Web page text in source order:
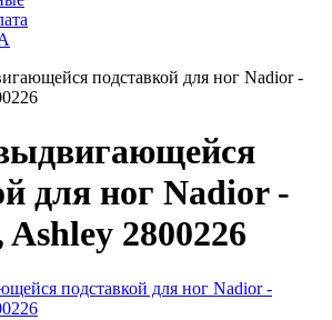
подставкой для ног Nadior -
для ног Nadior -
2800226